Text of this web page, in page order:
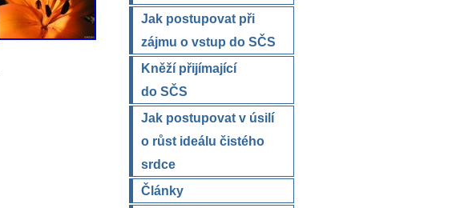
Jak postupovat při
zájmu o vstup do SČS
Kněží přijímající
do SČS
Jak postupovat v úsilí
o růst ideálu čistého
srdce
Články